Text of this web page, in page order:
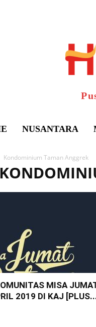
NUSANTARA
Kondominium Taman Anggrek
MISA
2019 DI KAJ